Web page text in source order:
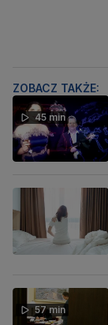
ZOBACZ TAKŻE:
45 min
57 min